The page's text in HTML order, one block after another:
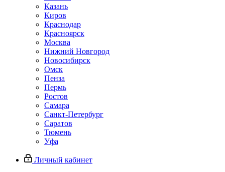
Казань
Киров
Краснодар
Красноярск
Москва
Нижний Новгород
Новосибирск
Омск
Пенза
Пермь
Ростов
Самара
Санкт-Петербург
Саратов
Тюмень
Уфа
Личный кабинет